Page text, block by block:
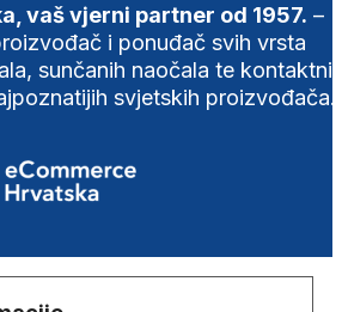
vaš vjerni partner od 1957. –
i ponuđač svih vrsta
sunčanih naočala te
svjetskih proizvođača.